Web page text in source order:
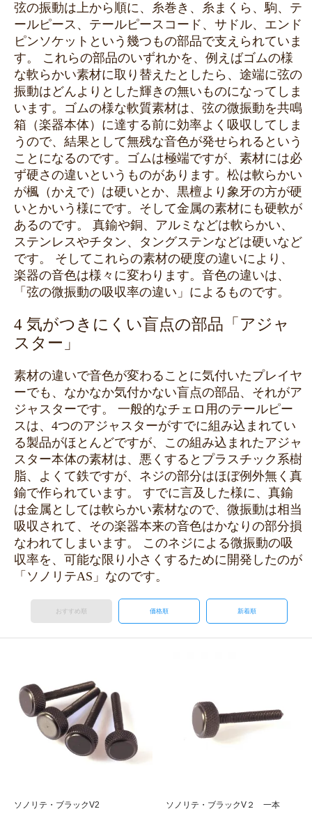
弦の振動は上から順に、糸巻き、糸まくら、駒、テ
ールピース、テールピースコード、サドル、エンド
ピンソケットという幾つもの部品で支えられていま
す。 これらの部品のいずれかを、例えばゴムの様
な軟らかい素材に取り替えたとしたら、途端に弦の
振動はどんよりとした輝きの無いものになってしま
います。ゴムの様な軟質素材は、弦の微振動を共鳴
箱（楽器本体）に達する前に効率よく吸収してしま
うので、結果として無残な音色が発せられるという
ことになるのです。ゴムは極端ですが、素材には必
ず硬さの違いというものがあります。松は軟らかい
が楓（かえで）は硬いとか、黒檀より象牙の方が硬
いとかいう様にです。そして金属の素材にも硬軟が
あるのです。 真鍮や銅、アルミなどは軟らかい、
ステンレスやチタン、タングステンなどは硬いなど
です。 そしてこれらの素材の硬度の違いにより、
楽器の音色は様々に変わります。音色の違いは、
「弦の微振動の吸収率の違い」によるものです。
4 気がつきにくい盲点の部品「アジャ
スター」
素材の違いで音色が変わることに気付いたプレイヤ
ーでも、なかなか気付かない盲点の部品、それがア
ジャスターです。 一般的なチェロ用のテールピー
スは、4つのアジャスターがすでに組み込まれてい
る製品がほとんどですが、この組み込まれたアジャ
スター本体の素材は、悪くするとプラスチック系樹
脂、よくて鉄ですが、ネジの部分はほぼ例外無く真
鍮で作られています。 すでに言及した様に、真鍮
は金属としては軟らかい素材なので、微振動は相当
吸収されて、その楽器本来の音色はかなりの部分損
なわれてしまいます。 このネジによる微振動の吸
収率を、可能な限り小さくするために開発したのが
「ソノリテAS」なのです。
おすすめ順 価格順 新着順
ソノリテ・ブラックV2 ソノリテ・ブラックV２ 一本